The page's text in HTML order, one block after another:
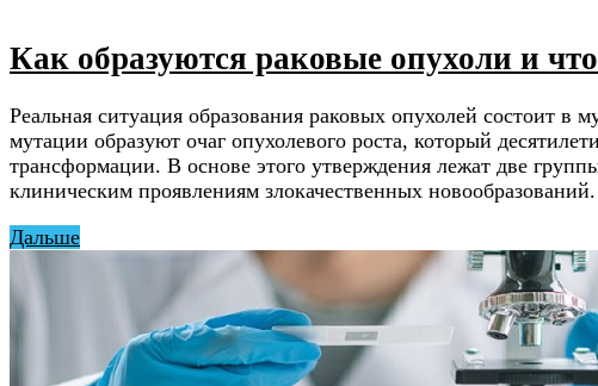
Как образуются раковые опухоли и
Реальная ситуация образования раковых опухолей состоит в
мутации образуют очаг опухолевого роста, который
трансформации. В основе этого утверждения лежат две
клиническим проявлениям злокачественных
Дальше